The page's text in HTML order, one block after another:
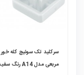
مربعی مدل A14 رنگ سفید